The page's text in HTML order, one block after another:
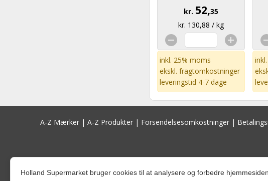
kr. 52,35
kr. 130,88 / kg
inkl. 25% moms
ekskl. fragtomkostninger
leveringstid 4-7 dage
A-Z Mærker | A-Z Produkter | Forsendelsesomkostninger |
Holland Supermarket bruger cookies til at analysere og forbedre hjemmesiden.